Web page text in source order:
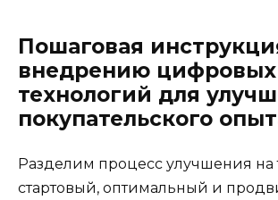
Пошаговая
внедрению цифровых
технологий для
покупательского
Разделим процесс улучшения на
стартовый, оптимальный и